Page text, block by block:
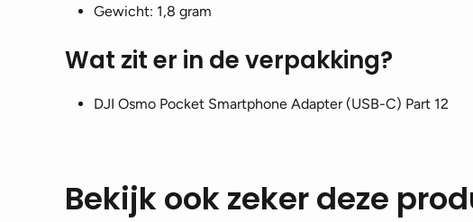
Gewicht: 1,8 gram
Wat zit er in de verpakking?
DJI Osmo Pocket Smartphone Adapter (USB-C) Part 12
Bekijk ook zeker deze